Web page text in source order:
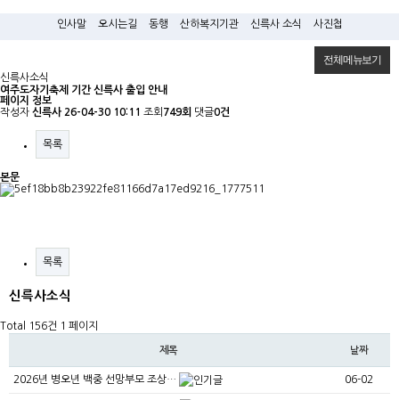
인사말 오시는길 동행 산하복지기관 신륵사 소식 사진첩
전체메뉴보기
신륵사소식
여주도자기축제 기간 신륵사 출입 안내
페이지 정보
작성자 신륵사 26-04-30 10:11 조회 749회 댓글0건
목록
본문
목록
신륵사소식
Total 156건 1 페이지
제목 날짜
2026년 병오년 백중 선망부모 조상… 06-02